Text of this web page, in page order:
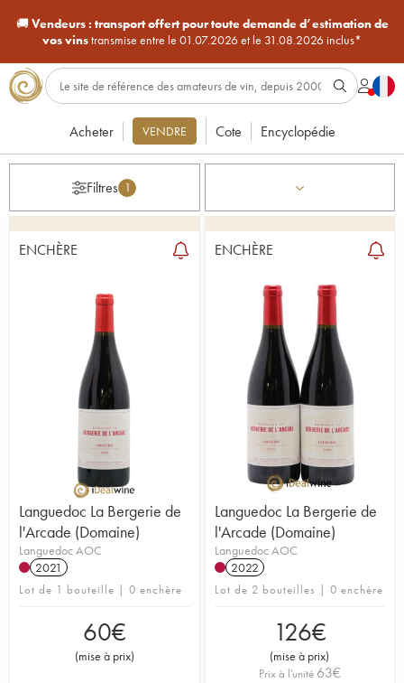
🚚Vendeurs : transport offert pour toute demande d’estimation de
vos vinstransmise entre le 01.07.2026 et le 31.08.2026 inclus*
Acheter VENDRE Cote Encyclopédie
Filtres 1
ENCHÈRE
Languedoc La Bergerie de
l'Arcade (Domaine)
Languedoc AOC
2021
Lot de 1 bouteille | 0 enchère
60€
(mise à prix)
ENCHÈRE
Languedoc La Bergerie de
l'Arcade (Domaine)
Languedoc AOC
2022
Lot de 2 bouteilles | 0 enchère
126€
(mise à prix)
Prix à l'unité 63€